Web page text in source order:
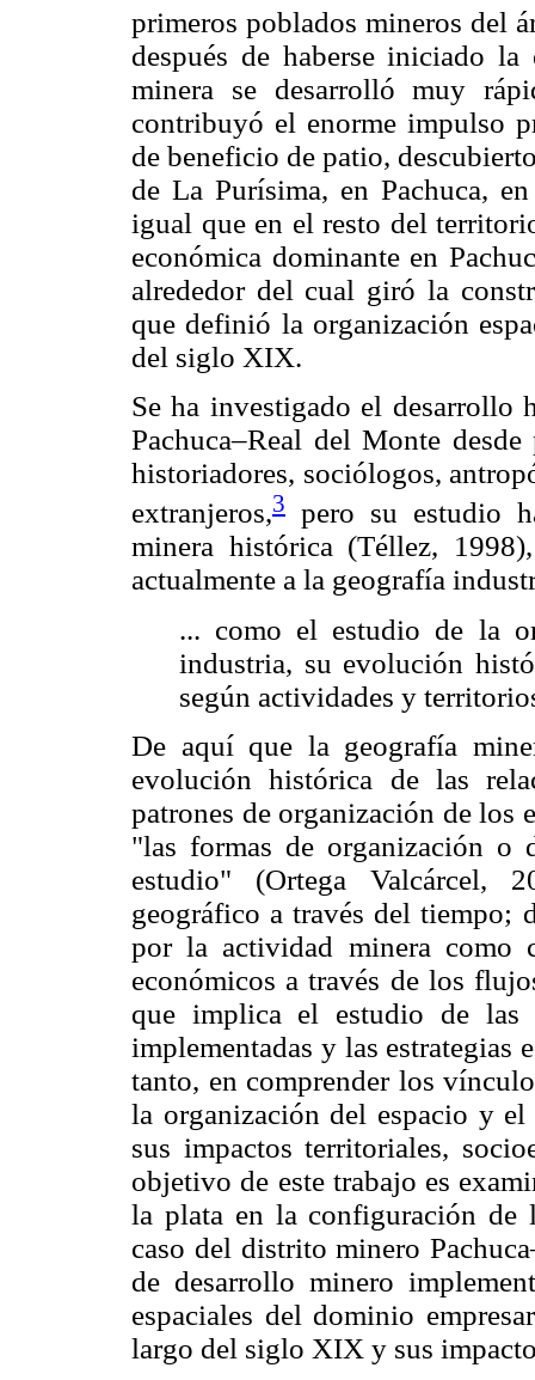
primeros poblados mineros del
después de haberse iniciado
minera se desarrolló muy
contribuyó el enorme impulso
de beneficio de patio,
de La Purísima, en Pachuca,
igual que en el resto del
económica dominante en
alrededor del cual giró la
que definió la organización
del siglo XIX.
Se ha investigado el
Pachuca–Real del Monte
historiadores, sociólogos,
extranjeros,3
pero su estudio
minera histórica (Téllez,
actualmente a la geografía
... como el estudio de la
industria, su evolución
según actividades y
De aquí que la geografía
evolución histórica de las
patrones de organización de los
"las formas de organización o
estudio" (Ortega Valcárcel,
geográfico a través del tiempo;
por la actividad minera como
económicos a través de los
que implica el estudio de las
implementadas y las estrategias
tanto, en comprender los
la organización del espacio y
sus impactos territoriales,
objetivo de este trabajo es
la plata en la configuración de
caso del distrito minero
de desarrollo minero
espaciales del dominio
largo del siglo XIX y sus